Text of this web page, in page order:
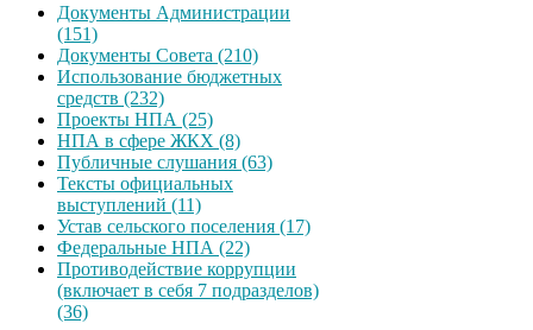
Документы Администрации
(151)
Документы Совета (210)
Использование бюджетных
средств (232)
Проекты НПА (25)
НПА в сфере ЖКХ (8)
Публичные слушания (63)
Тексты официальных
выступлений (11)
Устав сельского поселения (17)
Федеральные НПА (22)
Противодействие коррупции
(включает в себя 7 подразделов)
(36)